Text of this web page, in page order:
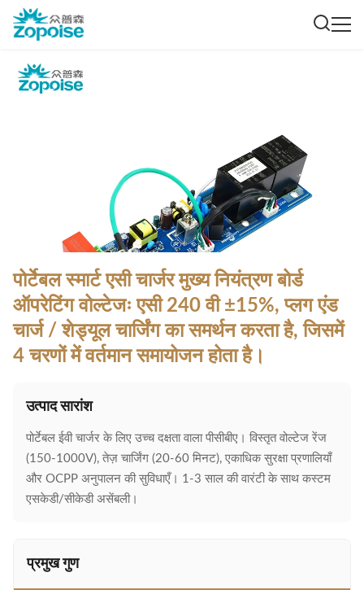
पोर्टेबल स्मार्ट एसी चार्जर मुख्य नियंत्रण बोर्ड ️
ऑपरेटिंग वोल्टेजः एसी 240 वी ±15%, प्लग एंड
चार्ज / शेड्यूल चार्जिंग का समर्थन करता है, जिसमें
4 चरणों में वर्तमान समायोजन होता है।
उत्पाद सारांश
पोर्टेबल ईवी चार्जर के लिए उच्च दक्षता वाला पीसीबीए। विस्तृत वोल्टेज रेंज
(150-1000V), तेज़ चार्जिंग (20-60 मिनट), एकाधिक सुरक्षा प्रणालियाँ
और OCPP अनुपालन की सुविधाएँ। 1-3 साल की वारंटी के साथ कस्टम
एसकेडी/सीकेडी असेंबली।
प्रमुख गुण